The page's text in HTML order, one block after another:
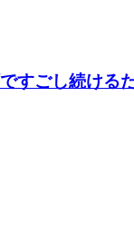
すごし続ける